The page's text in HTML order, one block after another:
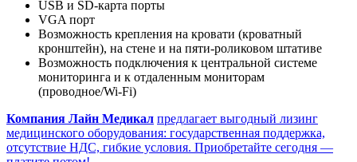
USB и SD-карта порты
VGA порт
Возможность крепления на кровати (кроватный
кронштейн), на стене и на пяти-роликовом штативе
Возможность подключения к центральной системе
мониторинга и к отдаленным мониторам
(проводное/Wi-Fi)
Компания Лайн Медикал предлагает выгодный лизинг
медицинского оборудования: государственная поддержка,
отсутствие НДС, гибкие условия. Приобретайте сегодня —